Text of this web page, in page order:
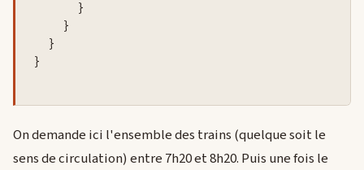
      }
    }
  }
}
On demande ici l'ensemble des trains (quelque soit le
sens de circulation) entre 7h20 et 8h20. Puis une fois le